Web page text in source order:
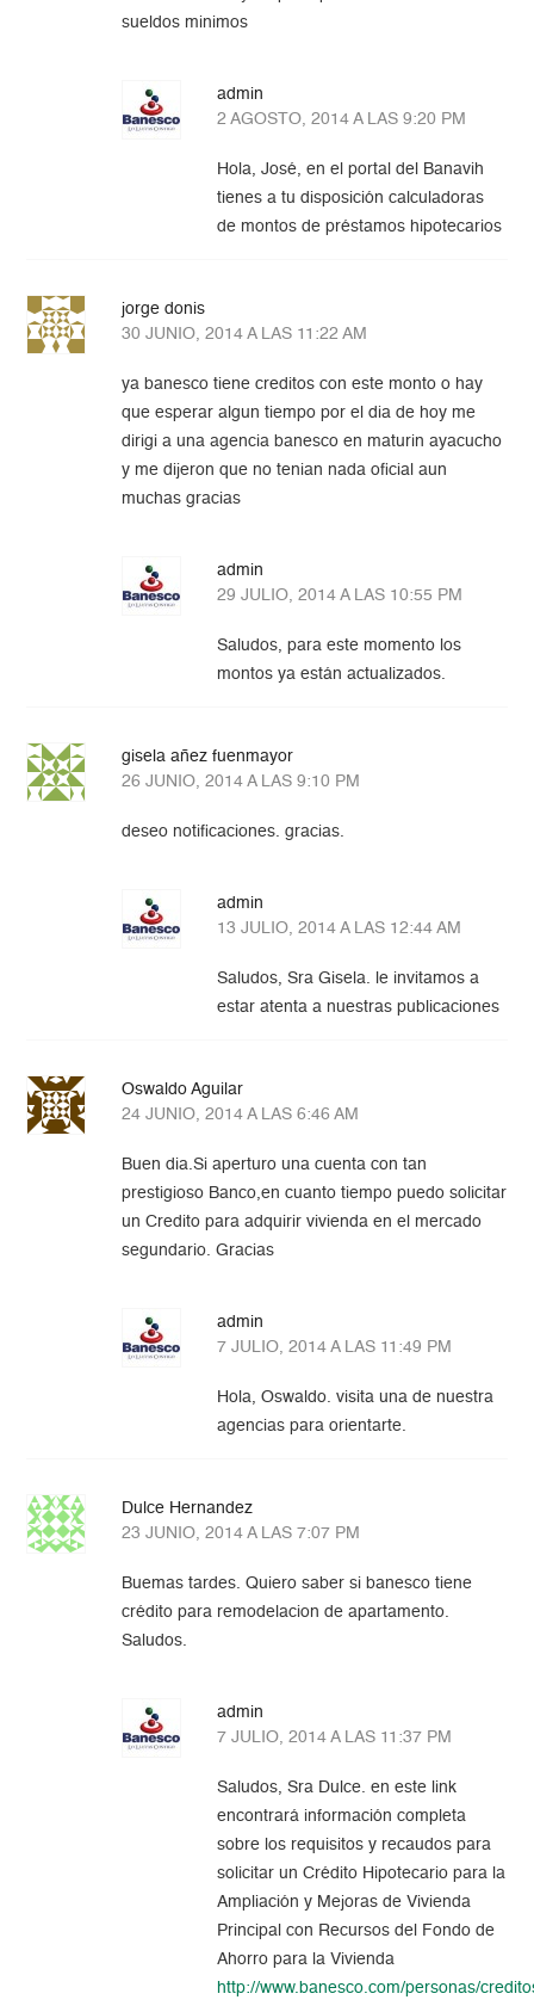
sueldos minimos
admin
2 AGOSTO, 2014 A LAS 9:20 PM
Hola, José, en el portal del Banavih
tienes a tu disposición calculadoras
de montos de préstamos hipotecarios
jorge donis
30 JUNIO, 2014 A LAS 11:22 AM
ya banesco tiene creditos con este monto o hay
que esperar algun tiempo por el dia de hoy me
dirigi a una agencia banesco en maturin ayacucho
y me dijeron que no tenian nada oficial aun
muchas gracias
admin
29 JULIO, 2014 A LAS 10:55 PM
Saludos, para este momento los
montos ya están actualizados.
gisela añez fuenmayor
26 JUNIO, 2014 A LAS 9:10 PM
deseo notificaciones. gracias.
admin
13 JULIO, 2014 A LAS 12:44 AM
Saludos, Sra Gisela. le invitamos a
estar atenta a nuestras publicaciones
Oswaldo Aguilar
24 JUNIO, 2014 A LAS 6:46 AM
Buen dia.Si aperturo una cuenta con tan
prestigioso Banco,en cuanto tiempo puedo solicitar
un Credito para adquirir vivienda en el mercado
segundario. Gracias
admin
7 JULIO, 2014 A LAS 11:49 PM
Hola, Oswaldo. visita una de nuestra
agencias para orientarte.
Dulce Hernandez
23 JUNIO, 2014 A LAS 7:07 PM
Buemas tardes. Quiero saber si banesco tiene
crédito para remodelacion de apartamento.
Saludos.
admin
7 JULIO, 2014 A LAS 11:37 PM
Saludos, Sra Dulce. en este link
encontrará información completa
sobre los requisitos y recaudos para
solicitar un Crédito Hipotecario para la
Ampliación y Mejoras de Vivienda
Principal con Recursos del Fondo de
Ahorro para la Vivienda
http://www.banesco.com/personas/